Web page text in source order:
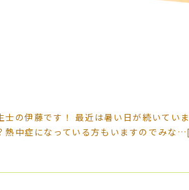
士の伊藤です！ 最近は暑い日が続いてい
熱中症になっている方もいますのでみな…